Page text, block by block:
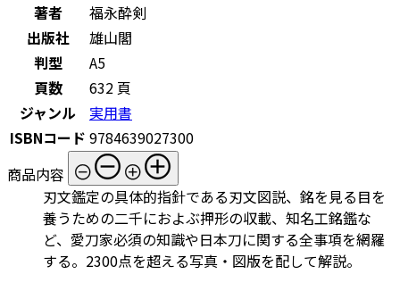
著者
福永酔剣
出版社
雄山閣
判型
A5
頁数
632 頁
ジャンル
実用書
ISBNコード 9784639027300
商品内容
刃文鑑定の具体的指針である刃文図説、銘を見る目を
養うための二千におよぶ押形の収載、知名工銘鑑な
ど、愛刀家必須の知識や日本刀に関する全事項を網羅
する。2300点を超える写真・図版を配して解説。